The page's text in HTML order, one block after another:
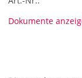
Dokumente